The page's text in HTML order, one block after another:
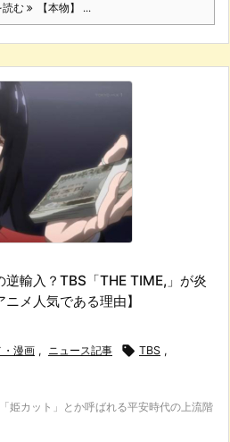
読む 【本物】 ...
逆輸入？TBS「THE TIME,」が炎
メ人気である理由】
・漫画 , ニュース記事  TBS ,
姫カット」とか呼ばれる平安時代の上流階